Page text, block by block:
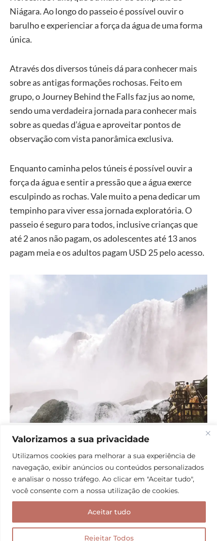
Valorizamos a sua privacidade
Utilizamos cookies para melhorar a sua experiência de
navegação, exibir anúncios ou conteúdos personalizados
e analisar o nosso tráfego. Ao clicar em "Aceitar tudo",
você consente com a nossa utilização de cookies.
Rejeitar Todos
Aceitar tudo
Niágara. Ao longo do passeio é possível ouvir o
barulho e experienciar a força da água de uma forma
única.
Através dos diversos túneis dá para conhecer mais
sobre as antigas formações rochosas. Feito em
grupo, o Journey Behind the Falls faz jus ao nome,
sendo uma verdadeira jornada para conhecer mais
sobre as quedas d’água e aproveitar pontos de
observação com vista panorâmica exclusiva.
Enquanto caminha pelos túneis é possível ouvir a
força da água e sentir a pressão que a água exerce
esculpindo as rochas. Vale muito a pena dedicar um
tempinho para viver essa jornada exploratória. O
passeio é seguro para todos, inclusive crianças que
até 2 anos não pagam, os adolescentes até 13 anos
pagam meia e os adultos pagam USD 25 pelo acesso.
pressão que a água exerce esculpindo as rochas.
5. Whirlpool Aero Car
Para quem gosta de sentir o frio na barriga, o
Whirlpool Aero Car é uma atração certa! O passeio
consiste em um teleférico que oferece aos visitantes
uma experiência nas alturas incrível sobre o